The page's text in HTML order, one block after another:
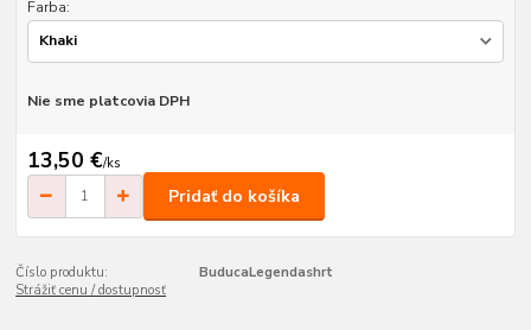
Farba:
Nie sme platcovia DPH
13,50 €/ks
Pridať do košíka
Číslo produktu:
BuducaLegendashrt
Strážiť cenu / dostupnosť